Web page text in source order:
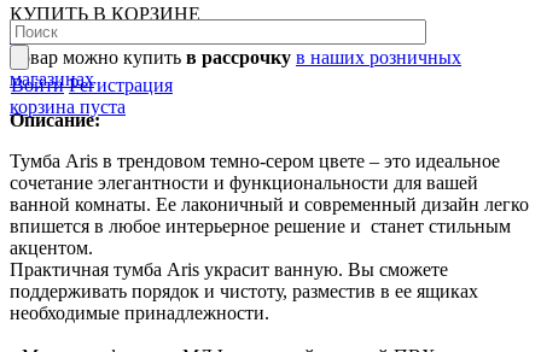
Войти Регистрация
корзина пуста
КУПИТЬ В КОРЗИНЕ
В КОРЗИНЕ
Товар можно купить в рассрочку в наших розничных
магазинах
Описание:
Тумба Aris в трендовом темно-сером цвете – это идеальное
сочетание элегантности и функциональности для вашей
ванной комнаты. Ее лаконичный и современный дизайн легко
впишется в любое интерьерное решение и станет стильным
акцентом.
Практичная тумба Aris украсит ванную. Вы сможете
поддерживать порядок и чистоту, разместив в ее ящиках
необходимые принадлежности.